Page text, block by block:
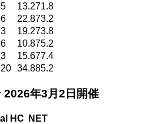
13.271.8
22.873.2
19.273.8
10.875.2
15.677.4
34.885.2
2026年3月2日開催
HC
NET